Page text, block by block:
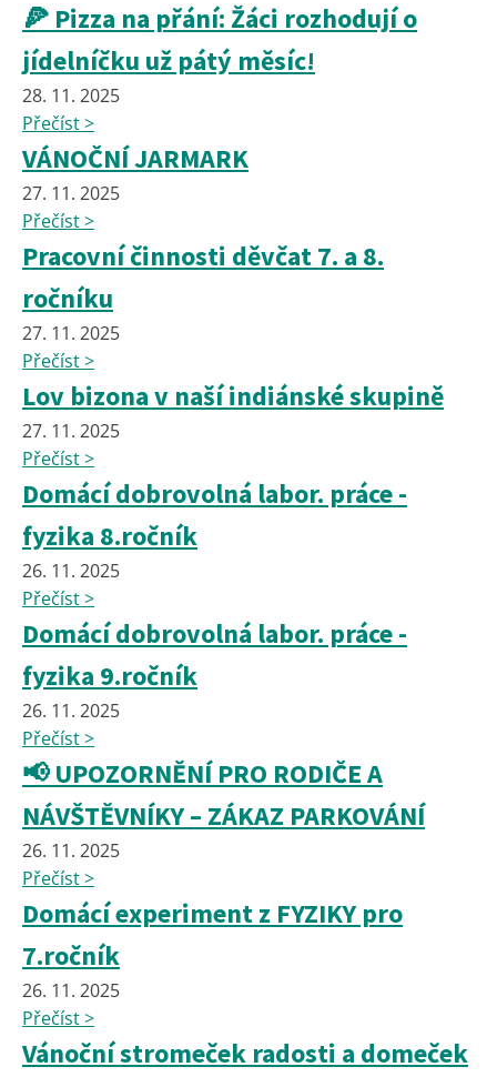
🍕 Pizza na přání: Žáci rozhodují o
jídelníčku už pátý měsíc!
28. 11. 2025
Přečíst >
VÁNOČNÍ JARMARK
27. 11. 2025
Přečíst >
Pracovní činnosti děvčat 7. a 8.
ročníku
27. 11. 2025
Přečíst >
Lov bizona v naší indiánské skupině
27. 11. 2025
Přečíst >
Domácí dobrovolná labor. práce -
fyzika 8.ročník
26. 11. 2025
Přečíst >
Domácí dobrovolná labor. práce -
fyzika 9.ročník
26. 11. 2025
Přečíst >
📢 UPOZORNĚNÍ PRO RODIČE A
NÁVŠTĚVNÍKY – ZÁKAZ PARKOVÁNÍ
26. 11. 2025
Přečíst >
Domácí experiment z FYZIKY pro
7.ročník
26. 11. 2025
Přečíst >
Vánoční stromeček radosti a domeček